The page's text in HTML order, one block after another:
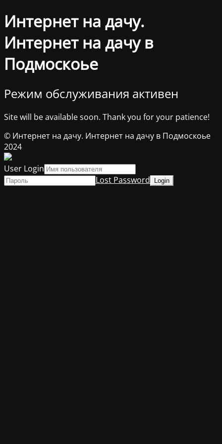
Интернет на дачу.
Интернет на дачу в
Подмоскоье
Режим обслуживания активен
Site will be available soon. Thank you for your patience!
© Интернет на дачу. Интернет на дачу в Подмоскоье
2024
User Login
Lost Password